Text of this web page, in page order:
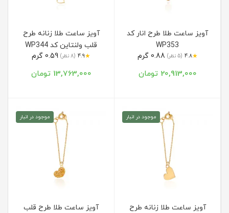
آویز ساعت طلا طرح انار کد
WP353
★
4.8 (5 نظر)
20,913,000 تومان
آویز ساعت طلا زنانه طرح
قلب ولنتاین کد WP344
★
4.9 (8 نظر)
13,763,000 تومان
موجود در انبار
آویز ساعت طلا زنانه طرح
موجود در انبار
آویز ساعت طلا طرح قلب